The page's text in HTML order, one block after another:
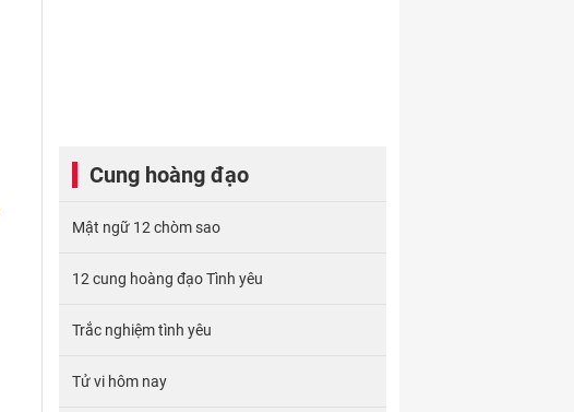
Cung hoàng đạo
Mật ngữ 12 chòm sao
12 cung hoàng đạo Tình yêu
Trắc nghiệm tình yêu
Tử vi hôm nay